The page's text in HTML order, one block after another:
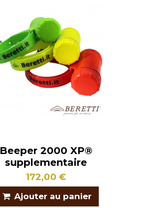
Beeper 2000 XP®
supplementaire
172,00 €
Ajouter au panier